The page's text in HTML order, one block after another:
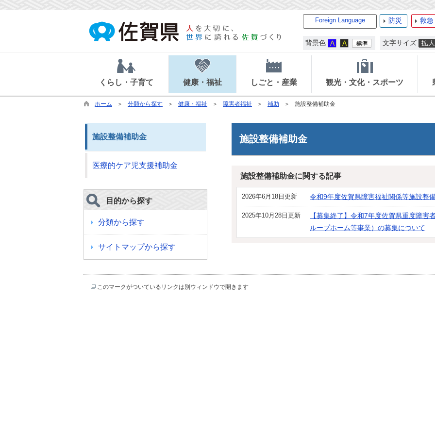
Foreign Language 防災 救急
背景色 文字サイズ
くらし・子育て 健康・福祉 しごと・産業 観光・文化・スポーツ
ホーム 分類から探す 健康・福祉 障害者福祉 補助 施設整備補助金
施設整備補助金
施設整備補助金に関する記事
2026年6月18日更新 令和9年度佐賀県障害福祉関係等施設整
2025年10月28日更新
【募集終了】令和7年度佐賀県重度障
ループホーム等事業）の募集について
施設整備補助金
医療的ケア児支援補助金
目的から探す
分類から探す
サイトマップから探す
このマークがついているリンクは別ウィンドウで開きます